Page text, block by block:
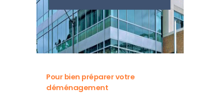
Pour bien préparer votre
déménagement